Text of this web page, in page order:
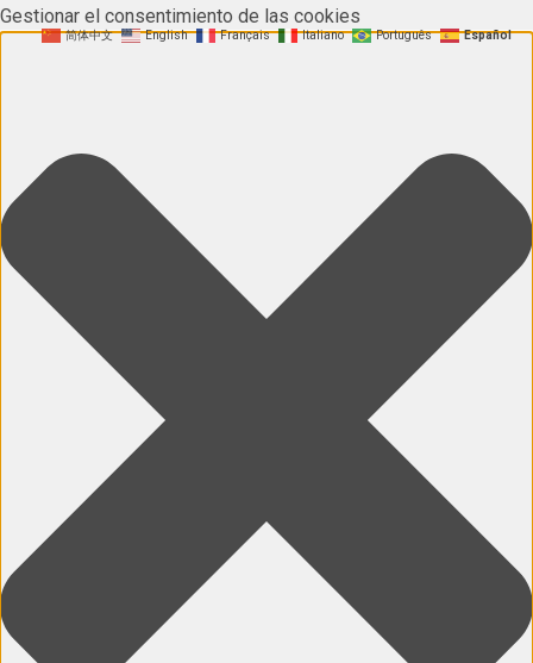
Gestionar el consentimiento de las cookies
简体中文 English Français Italiano Português Español